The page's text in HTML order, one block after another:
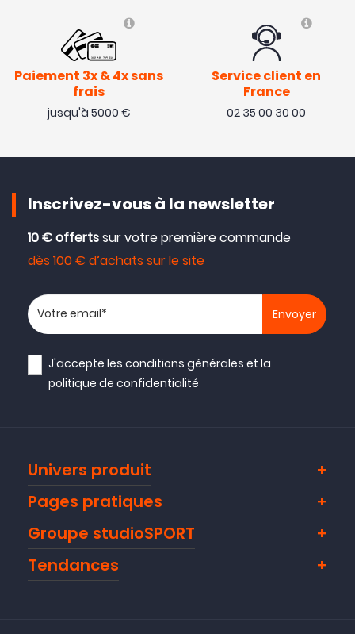
NOUVEAU
Paiement 3x & 4x sans
frais
jusqu'à 5000 €
Service client en
France
02 35 00 30 00
Inscrivez-vous à la newsletter
10 € offertssur votre première commande
dès 100 € d’achats sur le site
Votre adresse email
J'accepte lesconditions générales et la
politique de confidentialité
Univers produit
Pages pratiques
Groupe studioSPORT
Tendances